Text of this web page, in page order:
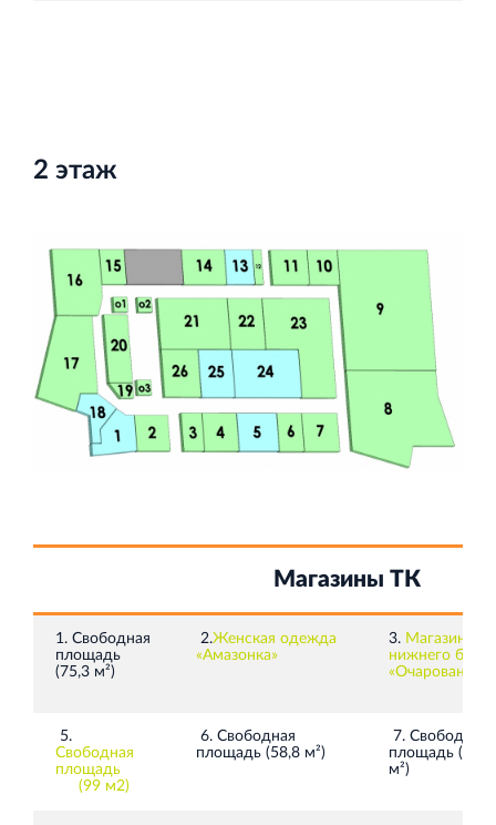
2 этаж
Магазины ТК
1. Свободная
площадь
(75,3 м²)
2.Женская одежда
«Амазонка»
3. Магазин
нижнего белья
«Очарование»
5.
Свободная
площадь
(99 м2)
6. Свободная
площадь (58,8 м²)
7. Свободная
площадь (84,8
м²)